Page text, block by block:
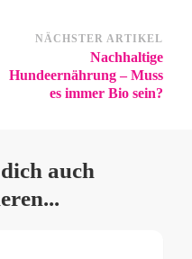
NÄCHSTER ARTIKEL
Nachhaltige
Hundeernährung – Muss
es immer Bio sein?
auch